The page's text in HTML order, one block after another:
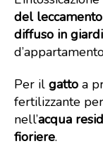
del
diffuso in
Per il gatto a
fertilizzante
nell’acqua
fioriere.